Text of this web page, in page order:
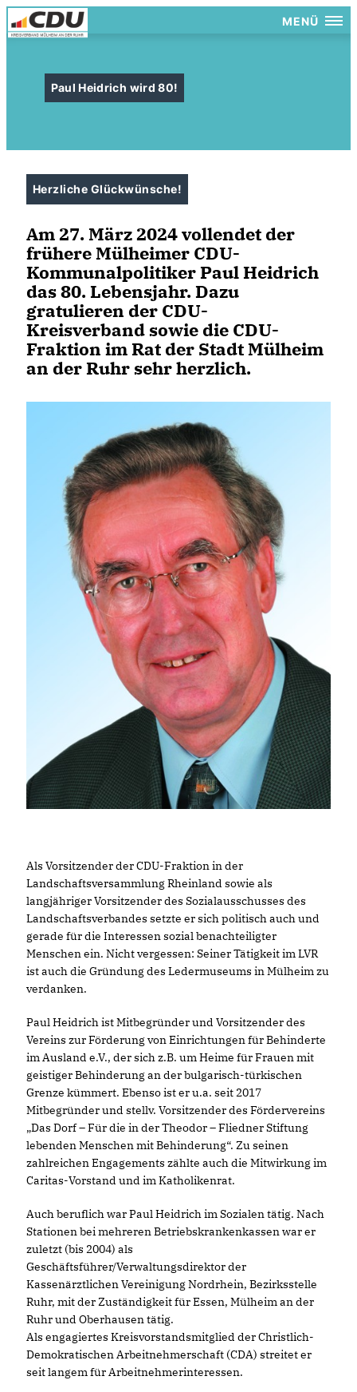
MENÜ
Paul Heidrich wird 80!
Herzliche Glückwünsche!
Am 27. März 2024 vollendet der
frühere Mülheimer CDU-
Kommunalpolitiker Paul Heidrich
das 80. Lebensjahr. Dazu
gratulieren der CDU-
Kreisverband sowie die CDU-
Fraktion im Rat der Stadt Mülheim
an der Ruhr sehr herzlich.
Als Vorsitzender der CDU-Fraktion in der
Landschaftsversammlung Rheinland sowie als
langjähriger Vorsitzender des Sozialausschusses des
Landschaftsverbandes setzte er sich politisch auch und
gerade für die Interessen sozial benachteiligter
Menschen ein. Nicht vergessen: Seiner Tätigkeit im LVR
ist auch die Gründung des Ledermuseums in Mülheim zu
verdanken.
Paul Heidrich ist Mitbegründer und Vorsitzender des
Vereins zur Förderung von Einrichtungen für Behinderte
im Ausland e.V., der sich z.B. um Heime für Frauen mit
geistiger Behinderung an der bulgarisch-türkischen
Grenze kümmert. Ebenso ist er u.a. seit 2017
Mitbegründer und stellv. Vorsitzender des Fördervereins
Das Dorf – Für die in der Theodor – Fliedner Stiftung
lebenden Menschen mit Behinderung“. Zu seinen
zahlreichen Engagements zählte auch die Mitwirkung im
Caritas-Vorstand und im Katholikenrat.
Auch beruflich war Paul Heidrich im Sozialen tätig. Nach
Stationen bei mehreren Betriebskrankenkassen war er
zuletzt (bis 2004) als
Geschäftsführer/Verwaltungsdirektor der
Kassenärztlichen Vereinigung Nordrhein, Bezirksstelle
Ruhr, mit der Zuständigkeit für Essen, Mülheim an der
Ruhr und Oberhausen tätig.
Als engagiertes Kreisvorstandsmitglied der Christlich-
Demokratischen Arbeitnehmerschaft (CDA) streitet er
seit langem für Arbeitnehmerinteressen.